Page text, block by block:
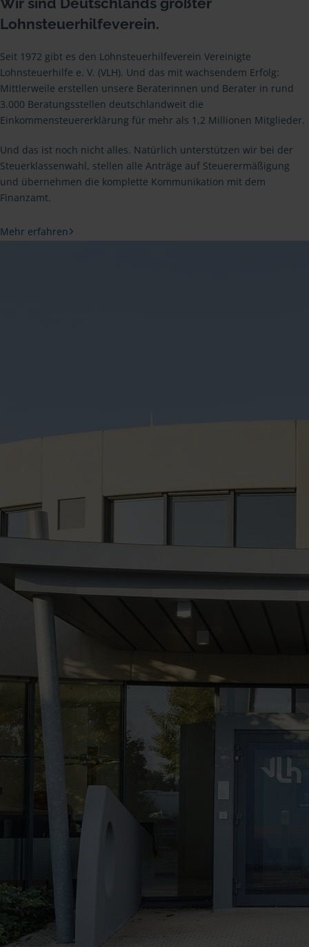
Lohnsteuerhilfeverein.
Seit 1972 gibt es den Lohnsteuerhilfeverein Vereinigte
Lohnsteuerhilfe e. V. (VLH). Und das mit wachsendem Erfolg:
Mittlerweile erstellen unsere Beraterinnen und Berater in rund
3.000 Beratungsstellen deutschlandweit die
Einkommensteuererklärung für mehr als 1,2 Millionen Mitglieder.
Und das ist noch nicht alles. Natürlich unterstützen wir bei der
Steuerklassenwahl, stellen alle Anträge auf Steuerermäßigung
und übernehmen die komplette Kommunikation mit dem
Finanzamt.
Mehr erfahren